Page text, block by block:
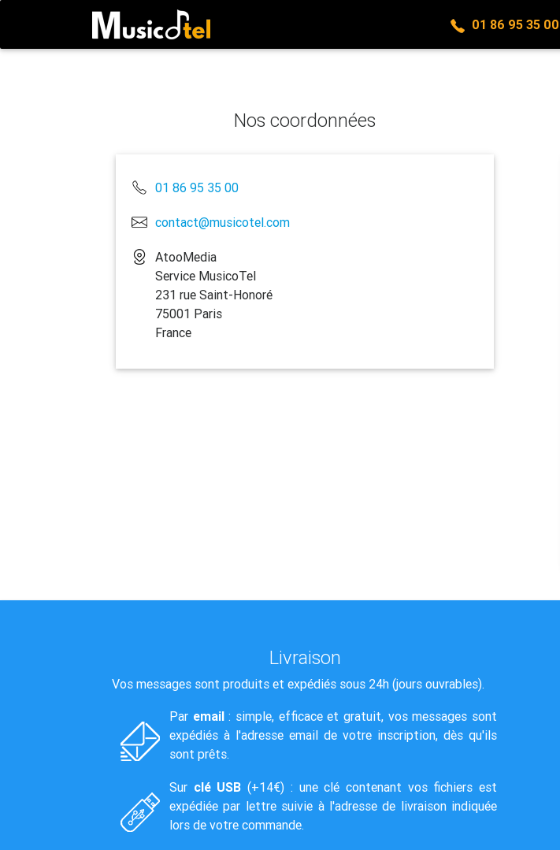
01 86 95 35 00
Nos coordonnées
01 86 95 35 00
contact@musicotel.com
AtooMedia
Service MusicoTel
231 rue Saint-Honoré
75001 Paris
France
Livraison
Vos messages sont produits et expédiés sous 24h (jours ouvrables).
Par email: simple, efficace et gratuit, vos messages sont
expédiés à l'adresse email de votre inscription, dès qu'ils
sont prêts.
Sur clé USB (+14€) : une clé contenant vos fichiers est
expédiée par lettre suivie à l'adresse de livraison indiquée
lors de votre commande.